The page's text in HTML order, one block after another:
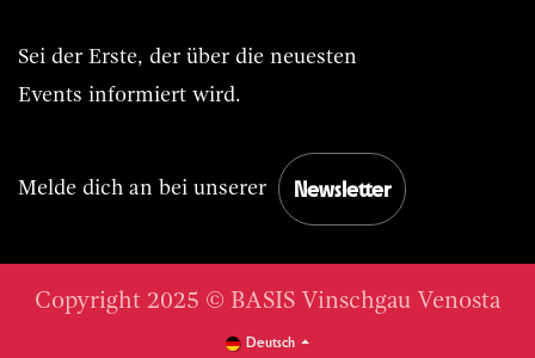
Sei der Erste, der über die neuesten
Events informiert wird.
Melde dich an bei unserer Newsletter
Copyright 2025 © BASIS Vinschgau Venosta
Deutsch